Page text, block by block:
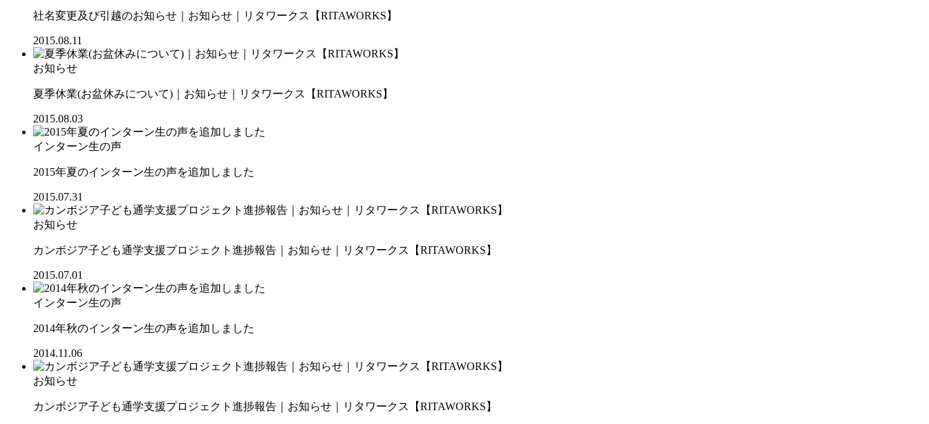
社名変更及び引越のお知らせ｜お知らせ｜リタワークス【RITAWORKS】
2015.08.11
お知らせ
夏季休業(お盆休みについて)｜お知らせ｜リタワークス【RITAWORKS】
2015.08.03
インターン生の声
2015年夏のインターン生の声を追加しました
2015.07.31
お知らせ
カンボジア子ども通学支援プロジェクト進捗報告｜お知らせ｜リタワークス【RITAWORKS】
2015.07.01
インターン生の声
2014年秋のインターン生の声を追加しました
2014.11.06
お知らせ
カンボジア子ども通学支援プロジェクト進捗報告｜お知らせ｜リタワークス【RITAWORKS】